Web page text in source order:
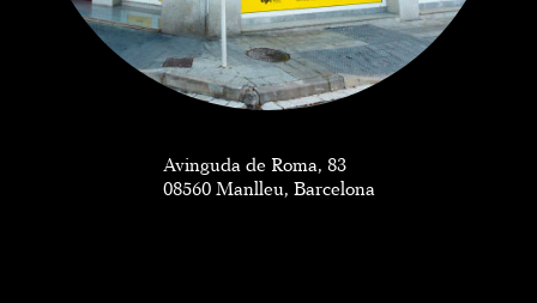
Avinguda de Roma, 83
08560 Manlleu, Barcelona